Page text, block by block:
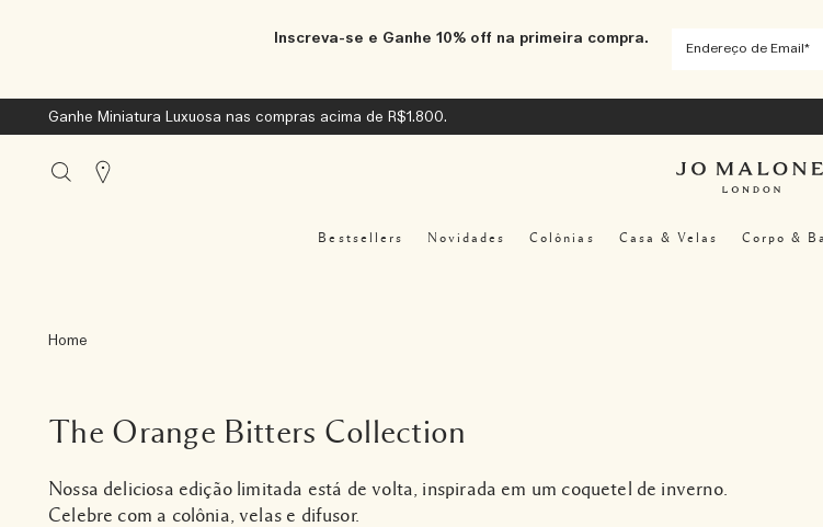
Inscreva-se e Ganhe 10% off na primeira compra.
Ganhe Miniatura Luxuosa nas compras acima de R$1.800.
Bestsellers Novidades Colônias Casa & Velas Corpo &
Stores
Home
The Orange Bitters Collection
Nossa deliciosa edição limitada está de volta, inspirada em um coquetel de inverno.
Celebre com a colônia, velas e difusor.